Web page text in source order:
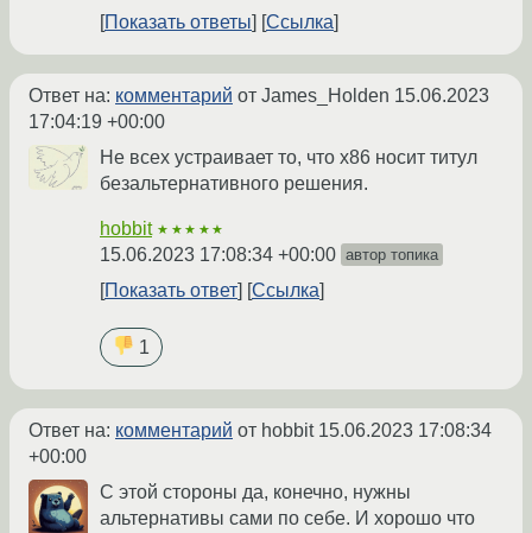
Показать ответы
Ссылка
Ответ на: комментарий от James_Holden 15.06.2023
17:04:19 +00:00
Не всех устраивает то, что x86 носит титул
безальтернативного решения.
hobbit ★★★★★
15.06.2023 17:08:34 +00:00 автор топика
Показать ответ Ссылка
1
Ответ на: комментарий от hobbit 15.06.2023 17:08:34
+00:00
С этой стороны да, конечно, нужны
альтернативы сами по себе. И хорошо что